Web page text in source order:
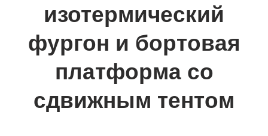
изотермический
фургон и бортовая
платформа со
сдвижным тентом